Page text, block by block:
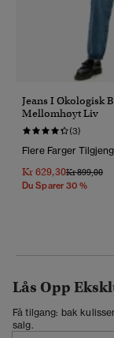
Jeans I Økologisk
Mellomhøyt Liv
(3)
Flere Farger
Kr 629,30Pris Nedsatt
Kr 899,00Til
Du Sparer 30 %
Lås Opp
Få tilgang: bak
salg.